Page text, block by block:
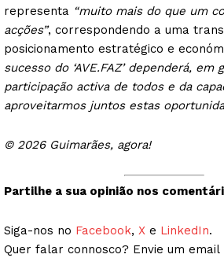
representa “muito mais do que um
acções”, correspondendo a uma
posicionamento estratégico e
sucesso do ‘AVE.FAZ’ dependerá, em
participação activa de todos e da
aproveitarmos juntos estas
© 2026 Guimarães, agora!
Partilhe a sua opinião nos
Siga-nos no Facebook, X e LinkedIn.
Quer falar connosco? Envie um email